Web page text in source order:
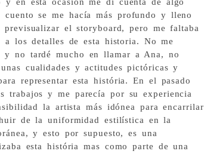
cuento se me hacía más profundo y lleno
el storyboard, pero me faltaba
a los detalles de esta historia. No me
y no tardé mucho en llamar a Ana, no
cualidades y actitudes pictóricas y
representar esta história. En el pasado
trabajos y me parecía por su experiencia
la artista más idónea para encarrilar
de la uniformidad estilística en la
y esto por supuesto, es una
esta história mas como parte de una